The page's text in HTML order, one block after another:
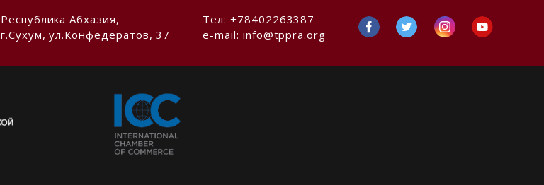
Республика Абхазия,
г.Сухум, ул.Конфедератов, 37
Тел: +78402263387
e-mail: info@tppra.org